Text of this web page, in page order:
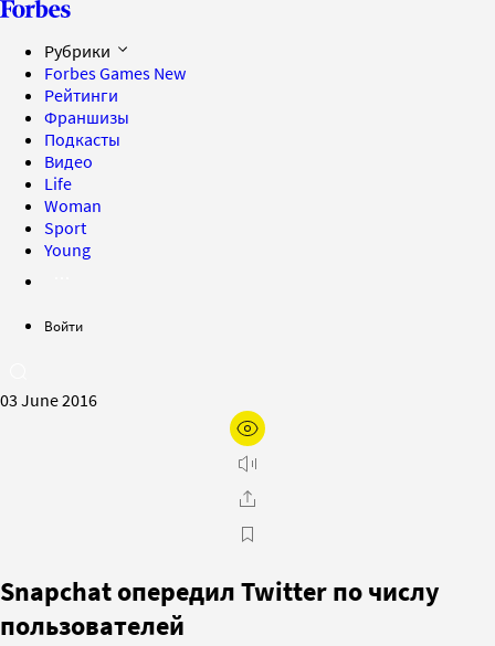
Рубрики
Forbes Games New
Рейтинги
Франшизы
Подкасты
Видео
Life
Woman
Sport
Young
Войти
03 June 2016
Snapchat опередил Twitter по числу
пользователей